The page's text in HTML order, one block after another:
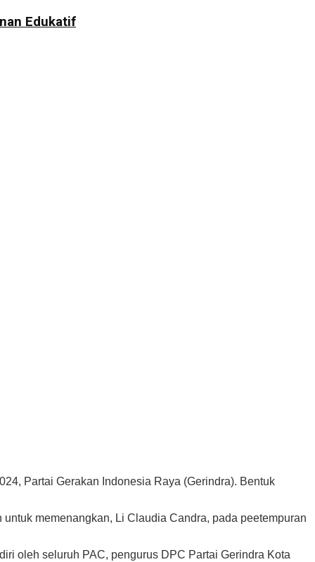
Edukatif
Partai Gerakan Indonesia Raya (Gerindra). Bentuk
memenangkan, Li Claudia Candra, pada peetempuran
oleh seluruh PAC, pengurus DPC Partai Gerindra Kota